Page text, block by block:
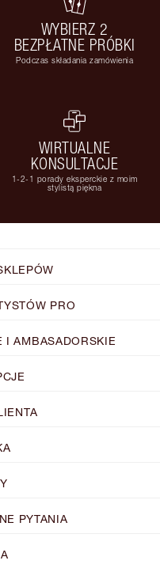
WYBIERZ 2
BEZPŁATNE PRÓBKI
Podczas składania zamówienia
WIRTUALNE
KONSULTACJE
1-2-1 porady eksperckie z moim
stylistą piękna
PRO
I AMBASADORSKIE
PYTANIA